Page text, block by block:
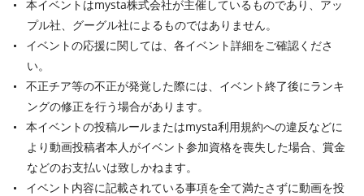
本イベントはmysta株式会社が主催しているものであり、アッ
プル社、グーグル社によるものではありません。
イベントの応援に関しては、各イベント詳細をご確認くださ
い。
不正チア等の不正が発覚した際には、イベント終了後にランキ
ングの修正を行う場合があります。
本イベントの投稿ルールまたはmysta利用規約への違反などに
より動画投稿者本人がイベント参加資格を喪失した場合、賞金
などのお支払いは致しかねます。
イベント内容に記載されている事項を全て満たさずに動画を投